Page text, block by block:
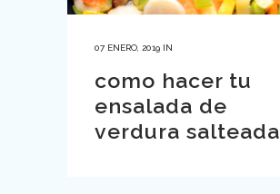
07 ENERO, 2019 IN
como hacer tu
ensalada de
verdura salteada